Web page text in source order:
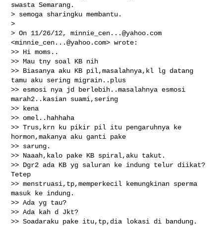
swasta Semarang.
> semoga sharingku membantu.
>
> On 11/26/12, minnie_cen...@yahoo.com
<minnie_cen...@yahoo.com> wrote:
>> Hi moms..
>> Mau tny soal KB nih
>> Biasanya aku KB pil,masalahnya,kl lg datang
tamu aku sering migrain..plus
>> esmosi nya jd berlebih..masalahnya esmosi
marah2..kasian suami,sering
>> kena
>> omel..hahhaha
>> Trus,krn ku pikir pil itu pengaruhnya ke
hormon,makanya aku ganti pake
>> sarung.
>> Naaah,kalo pake KB spiral,aku takut.
>> Dgr2 ada KB yg saluran ke indung telur diikat?
Tetep
>> menstruasi,tp,memperkecil kemungkinan sperma
masuk ke indung.
>> Ada yg tau?
>> Ada kah d Jkt?
>> Soadaraku pake itu,tp,dia lokasi di bandung.